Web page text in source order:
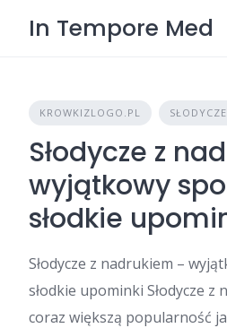
In Tempore Med
KROWKIZLOGO.PL
Słodycze z
wyjątkowy
słodkie
Słodycze z nadrukiem –
słodkie upominki Słodycze
coraz większą popularność